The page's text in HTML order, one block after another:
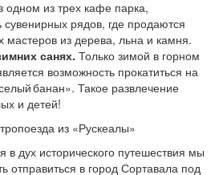
одном из трех кафе парка,
сувенирных рядов, где продаются
мастеров из дерева, льна и камня.
санях. Только зимой в горном
возможность прокатиться на
банан». Такое развлечение
и детей!
из «Рускеалы»
дух исторического путешествия мы
отправиться в город Сортавала под